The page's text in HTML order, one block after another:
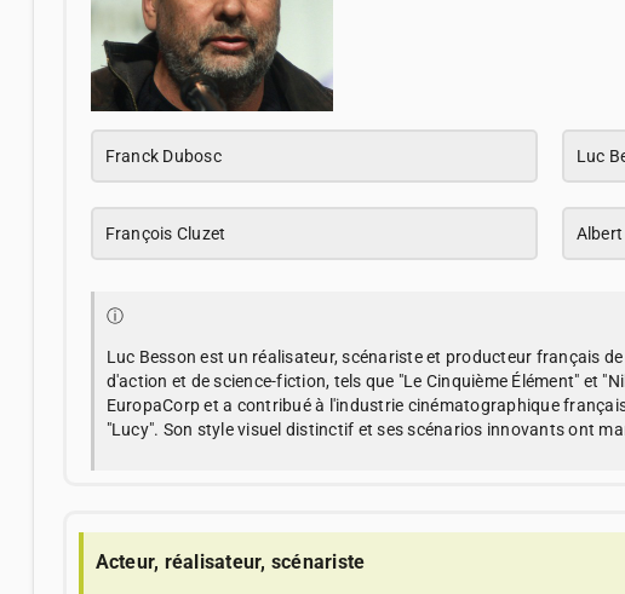
Franck Dubosc Luc
François Cluzet Albert
ⓘ
Luc Besson est un réalisateur, scénariste et producteur français
d'action et de science-fiction, tels que "Le Cinquième Élément" et
EuropaCorp et a contribué à l'industrie cinématographique
"Lucy". Son style visuel distinctif et ses scénarios innovants ont
Acteur, réalisateur, scénariste